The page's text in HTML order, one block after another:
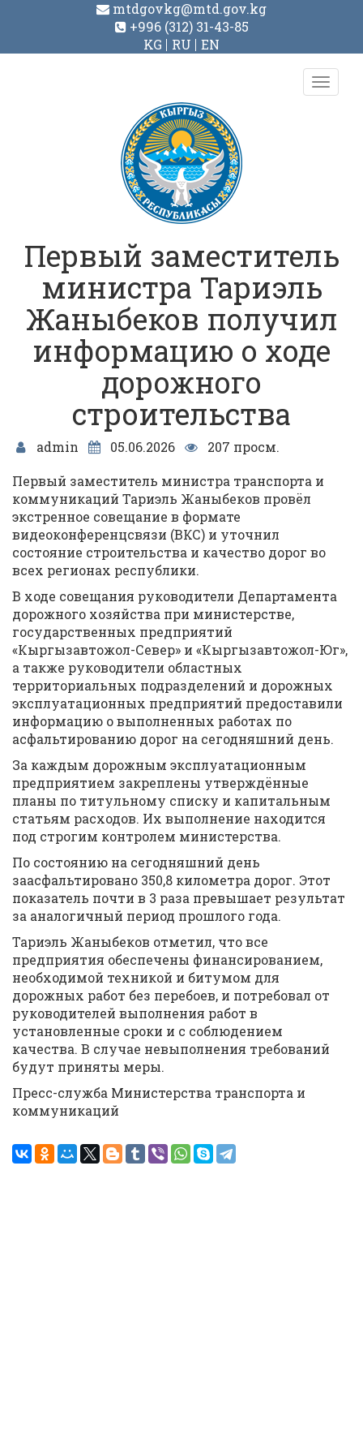
mtdgovkg@mtd.gov.kg
+996 (312) 31-43-85
KG
RU EN
Toggle
Первый заместитель
министра Тариэль
Жаныбеков получил
информацию о ходе
дорожного
строительства
admin 05.06.2026
207 просм.
Первый заместитель министра транспорта и
коммуникаций Тариэль Жаныбеков провёл
экстренное совещание в формате
видеоконференцсвязи (ВКС) и уточнил
состояние строительства и качество дорог во
всех регионах республики.
В ходе совещания руководители Департамента
дорожного хозяйства при министерстве,
государственных предприятий
«Кыргызавтожол-Север» и «Кыргызавтожол-Юг»,
а также руководители областных
территориальных подразделений и дорожных
эксплуатационных предприятий предоставили
информацию о выполненных работах по
асфальтированию дорог на сегодняшний день.
За каждым дорожным эксплуатационным
предприятием закреплены утверждённые
планы по титульному списку и капитальным
статьям расходов. Их выполнение находится
под строгим контролем министерства.
По состоянию на сегодняшний день
заасфальтировано 350,8 километра дорог. Этот
показатель почти в 3 раза превышает результат
за аналогичный период прошлого года.
Тариэль Жаныбеков отметил, что все
предприятия обеспечены финансированием,
необходимой техникой и битумом для
дорожных работ без перебоев, и потребовал от
руководителей выполнения работ в
установленные сроки и с соблюдением
качества. В случае невыполнения требований
будут приняты меры.
Пресс-служба Министерства транспорта и
коммуникаций